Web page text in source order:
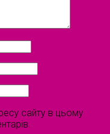
сайту в цьому